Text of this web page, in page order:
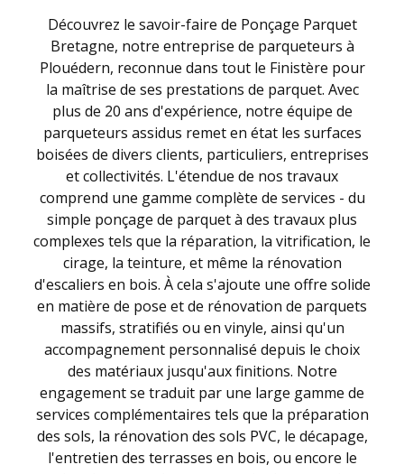
Découvrez le savoir-faire de Ponçage Parquet
Bretagne, notre entreprise de parqueteurs à
Plouédern, reconnue dans tout le Finistère pour
la maîtrise de ses prestations de parquet. Avec
plus de 20 ans d'expérience, notre équipe de
parqueteurs assidus remet en état les surfaces
boisées de divers clients, particuliers, entreprises
et collectivités. L'étendue de nos travaux
comprend une gamme complète de services - du
simple ponçage de parquet à des travaux plus
complexes tels que la réparation, la vitrification, le
cirage, la teinture, et même la rénovation
d'escaliers en bois. À cela s'ajoute une offre solide
en matière de pose et de rénovation de parquets
massifs, stratifiés ou en vinyle, ainsi qu'un
accompagnement personnalisé depuis le choix
des matériaux jusqu'aux finitions. Notre
engagement se traduit par une large gamme de
services complémentaires tels que la préparation
des sols, la rénovation des sols PVC, le décapage,
l'entretien des terrasses en bois, ou encore le